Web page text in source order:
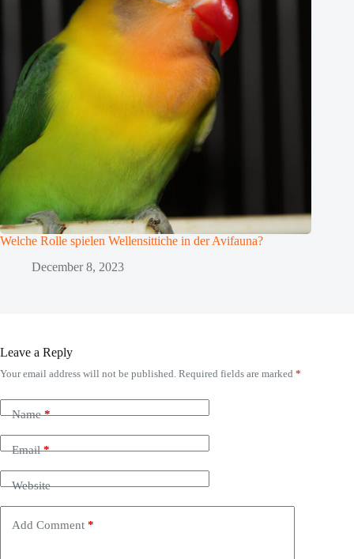
Welche Rolle spielen Wellensittiche in der Avifauna?
December 8, 2023
Leave a Reply
Your email address will not be published. Required fields are marked *
Name*
Email*
Website
Add Comment *